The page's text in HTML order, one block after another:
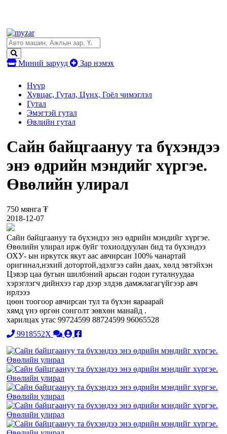
Миний зарууд Зар нэмэх
Нүүр
Хувцас, Гутал, Цүнх, Гоёл чимэглэл
Гутал
Эмэгтэй гутал
Өвлийн гутал
Сайн байцгаануу та бүхэндээ
энэ өдрийн мэндийг хүргэе.
Өвөлийн улирал
750 мянга ₮
2018-12-07
Сайн байцгаануу та бүхэндээ энэ өдрийн мэндийг хүргэе.
Өвөлийн улирал ирж буйг тохиолдуулан бид та бүхэндээ
ОХУ- ын иркутск якут аас авчирсан 100% чанартай
оригинал,нэхий дотортой,эдэлгээ сайн даах, хөлд эвтэйхэн
Цэвэр цаа бугын шилбэний арьсан годон гуталнуудаа
хэрэглэгч дийнхээ гар дээр элдэв дамжлагагүйгээр авч
ирлэээ
цөөн тоогоор авчирсан тул та бүхэн яараарай
хямд үнэ өргөн сонголт зөвхөн манайд .
харилцах утас 99724599 88724599 96065528
9918552X